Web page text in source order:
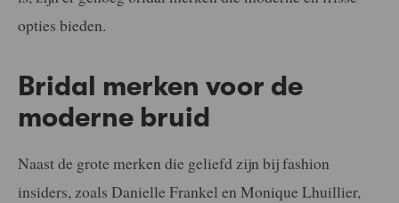
opties bieden.
Bridal merken voor de
moderne bruid
Naast de grote merken die geliefd zijn bij fashion
insiders, zoals Danielle Frankel en Monique Lhuillier,